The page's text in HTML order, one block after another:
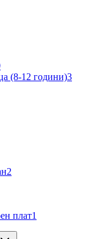
(8-12 години)3
2
плат1